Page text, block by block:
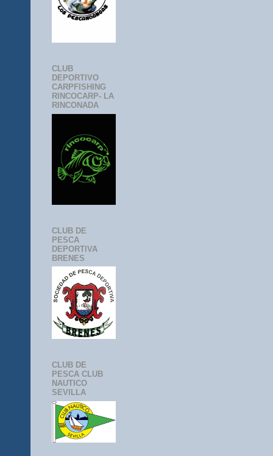
CLUB
DEPORTIVO
CARPFISHING
RINCOCARP- LA
RINCONADA
CLUB DE
PESCA
DEPORTIVA
BRENES
CLUB DE
PESCA CLUB
NAUTICO
SEVILLA